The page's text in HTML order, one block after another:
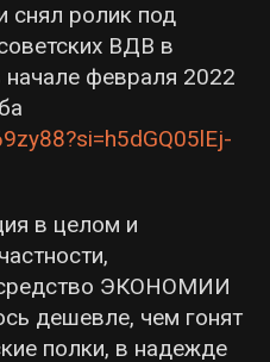
снял ролик под
ВДВ в
февраля 2022
в целом и
средство ЭКОНОМИИ
дешевле, чем гонят
полки, в надежде